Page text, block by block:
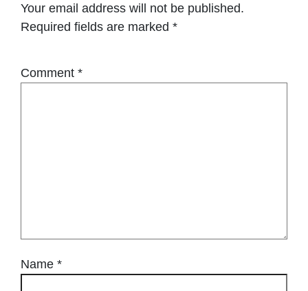
Your email address will not be published.
Required fields are marked *
Comment *
Name *